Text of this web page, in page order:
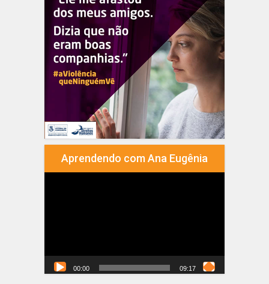
Aprendendo com Ana Eugênia
00:00 09:17